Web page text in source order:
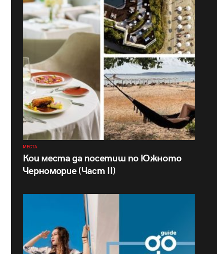
МЕСТА
Кои места да посетиш по Южното
Черноморие (Част II)